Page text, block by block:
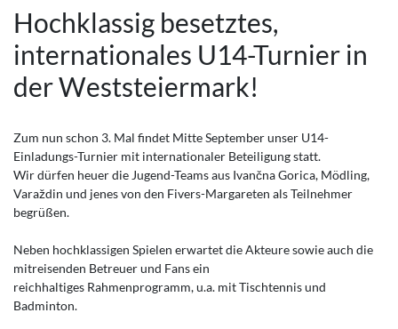
Hochklassig besetztes,
internationales U14-Turnier in
der Weststeiermark!
Zum nun schon 3. Mal findet Mitte September unser U14-
Einladungs-Turnier mit internationaler Beteiligung statt.
Wir dürfen heuer die Jugend-Teams aus Ivančna Gorica, Mödling,
Varaždin und jenes von den Fivers-Margareten als Teilnehmer
begrüßen.
Neben hochklassigen Spielen erwartet die Akteure sowie auch die
mitreisenden Betreuer und Fans ein
reichhaltiges Rahmenprogramm, u.a. mit Tischtennis und
Badminton.